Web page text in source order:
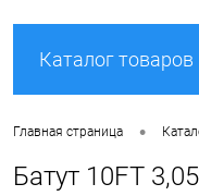
Каталог товаров
Главная страница •
Батут 10FT